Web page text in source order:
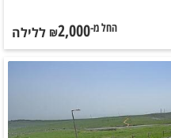
החל מ-₪2,000 ללילה